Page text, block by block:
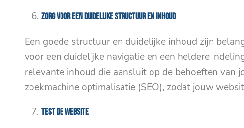
Zorg voor een duidelijke structuur en inhoud
Een goede structuur en duidelijke inhoud zijn
voor een duidelijke navigatie en een heldere
relevante inhoud die aansluit op de behoeften van
zoekmachine optimalisatie (SEO), zodat jouw
Test de website